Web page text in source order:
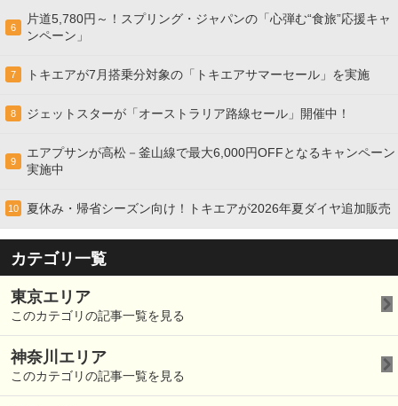
6
片道5,780円～！スプリング・ジャパンの「心弾む“食旅”応援キャ
ンペーン」
7 トキエアが7月搭乗分対象の「トキエアサマーセール」を実施
8 ジェットスターが「オーストラリア路線セール」開催中！
9
エアプサンが高松－釜山線で最大6,000円OFFとなるキャンペーン
実施中
10 夏休み・帰省シーズン向け！トキエアが2026年夏ダイヤ追加販売
カテゴリ一覧
東京エリア
このカテゴリの記事一覧を見る
神奈川エリア
このカテゴリの記事一覧を見る